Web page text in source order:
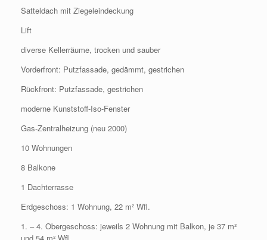
Satteldach mit Ziegeleindeckung
Lift
diverse Kellerräume, trocken und sauber
Vorderfront: Putzfassade, gedämmt, gestrichen
Rückfront: Putzfassade, gestrichen
moderne Kunststoff-Iso-Fenster
Gas-Zentralheizung (neu 2000)
10 Wohnungen
8 Balkone
1 Dachterrasse
Erdgeschoss: 1 Wohnung, 22 m² Wfl.
1. – 4. Obergeschoss: jeweils 2 Wohnung mit Balkon, je 37 m²
und 54 m² Wfl.